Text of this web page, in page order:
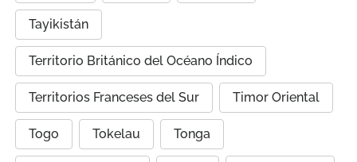
Tayikistán
Territorio Británico del Océano Índico
Territorios Franceses del Sur Timor Oriental
Togo Tokelau Tonga